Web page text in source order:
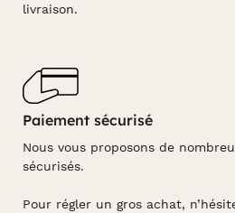
livraison.
Paiement sécurisé
Nous vous proposons de
sécurisés.
Pour régler un gros achat,